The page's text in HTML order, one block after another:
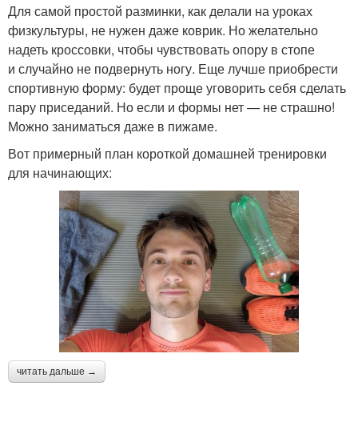
Для самой простой разминки, как делали на уроках
физкультуры, не нужен даже коврик. Но желательно
надеть кроссовки, чтобы чувствовать опору в стопе
и случайно не подвернуть ногу. Еще лучше приобрести
спортивную форму: будет проще уговорить себя сделать
пару приседаний. Но если и формы нет — не страшно!
Можно заниматься даже в пижаме.
Вот примерный план короткой домашней тренировки
для начинающих:
читать дальше →